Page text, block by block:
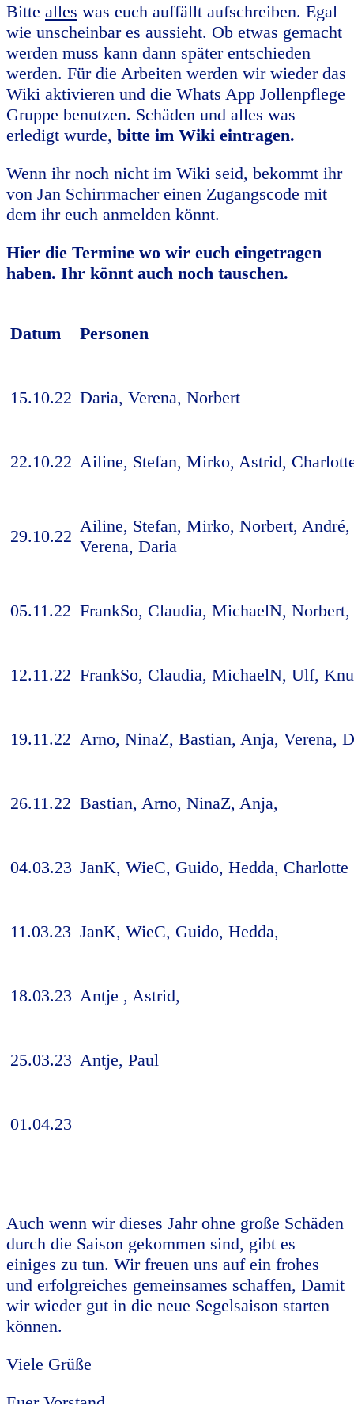
Bitte alles was euch auffällt aufschreiben. Egal
wie unscheinbar es aussieht. Ob etwas gemacht
werden muss kann dann später entschieden
werden. Für die Arbeiten werden wir wieder das
Wiki aktivieren und die Whats App Jollenpflege
Gruppe benutzen. Schäden und alles was
erledigt wurde, bitte im Wiki eintragen.
Wenn ihr noch nicht im Wiki seid, bekommt ihr
von Jan Schirrmacher einen Zugangscode mit
dem ihr euch anmelden könnt.
Hier die Termine wo wir euch eingetragen
haben. Ihr könnt auch noch tauschen.
Datum Personen
15.10.22 Daria, Verena, Norbert
22.10.22 Ailine, Stefan, Mirko, Astrid,
29.10.22
Ailine, Stefan, Mirko, Norbert, André,
Verena, Daria
05.11.22 FrankSo, Claudia, MichaelN,
12.11.22 FrankSo, Claudia, MichaelN, Ulf,
19.11.22 Arno, NinaZ, Bastian, Anja, Verena,
26.11.22 Bastian, Arno, NinaZ, Anja,
04.03.23 JanK, WieC, Guido, Hedda, Charlotte
11.03.23 JanK, WieC, Guido, Hedda,
18.03.23 Antje , Astrid,
25.03.23 Antje, Paul
01.04.23
Auch wenn wir dieses Jahr ohne große Schäden
durch die Saison gekommen sind, gibt es
einiges zu tun. Wir freuen uns auf ein frohes
und erfolgreiches gemeinsames schaffen, Damit
wir wieder gut in die neue Segelsaison starten
können.
Viele Grüße